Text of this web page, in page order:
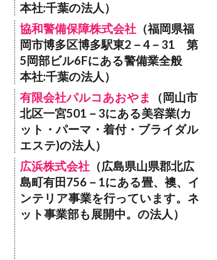
本社:千葉の法人）
協和警備保障株式会社 （福岡県福
岡市博多区博多駅東2－4－31 第
5岡部ビル6Fにある警備業全般
本社:千葉の法人）
有限会社パルコあおやま
（岡山市
北区一宮501－3にある美容業(カ
ット・パーマ・着付・ブライダル
エステ)の法人）
広浜株式会社 （広島県山県郡北広
島町有田756－1にある畳、襖、イ
ンテリア事業を行っています。ネ
ット事業部も展開中。の法人）